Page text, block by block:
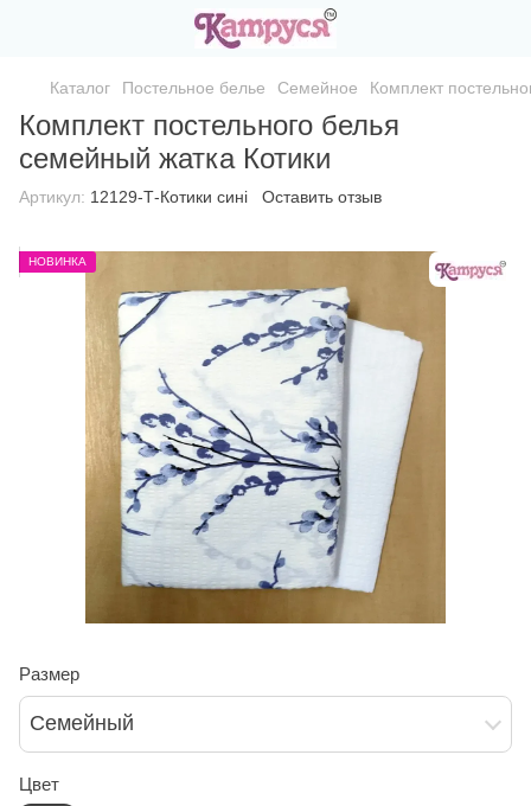
Каталог Постельное белье Семейное Комплект
Комплект постельного белья
семейный жатка Котики
Артикул: 12129-Т-Котики сині Оставить отзыв
НОВИНКА
Размер
Семейный
Цвет